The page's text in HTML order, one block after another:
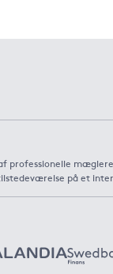
professionelle
på et